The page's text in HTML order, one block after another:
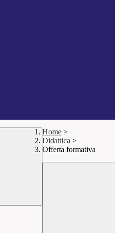
Home >
Didattica >
Offerta formativa